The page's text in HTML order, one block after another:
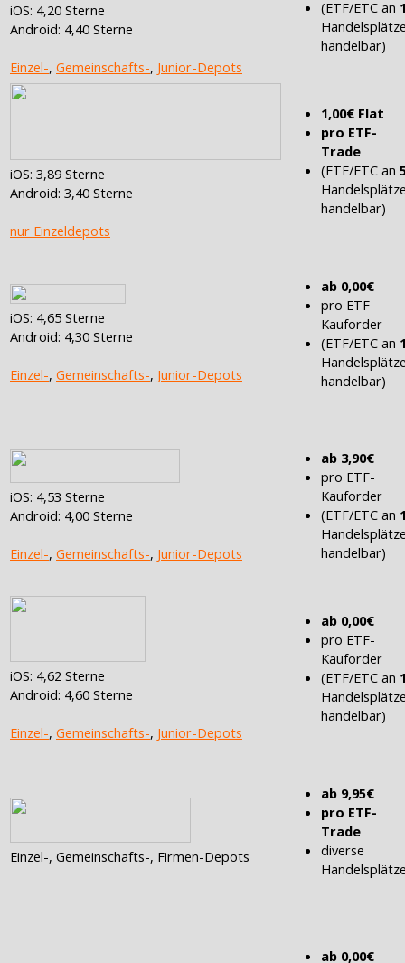
iOS: 4,20 Sterne
Android: 4,40 Sterne
Einzel-, Gemeinschafts-, Junior-Depots
(ETF/ETC an
handelbar)
iOS: 3,89 Sterne
Android: 3,40 Sterne
nur Einzeldepots
1,00€ Flat
pro ETF-
Trade
(ETF/ETC an
handelbar)
iOS: 4,65 Sterne
Android: 4,30 Sterne
Einzel-, Gemeinschafts-, Junior-Depots
ab 0,00€
pro ETF-
Kauforder
(ETF/ETC an
handelbar)
iOS: 4,53 Sterne
Android: 4,00 Sterne
Einzel-, Gemeinschafts-, Junior-Depots
ab 3,90€
pro ETF-
Kauforder
(ETF/ETC an
handelbar)
iOS: 4,62 Sterne
Android: 4,60 Sterne
Einzel-, Gemeinschafts-, Junior-Depots
ab 0,00€
pro ETF-
Kauforder
(ETF/ETC an
handelbar)
Einzel-, Gemeinschafts-, Firmen-Depots
ab 9,95€
pro ETF-
Trade
diverse
ab 0,00€